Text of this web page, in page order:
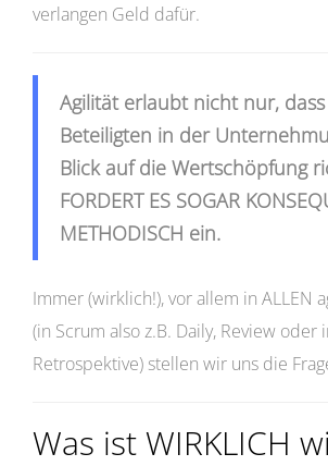
verlangen Geld dafür.
Agilität erlaubt nicht nur,
Beteiligten in der
Blick auf die Wertschöpfung
FORDERT ES SOGAR
METHODISCH ein.
Immer (wirklich!), vor allem in ALLEN
(in Scrum also z.B. Daily, Review oder
Retrospektive) stellen wir uns die
Was ist WIRKLICH